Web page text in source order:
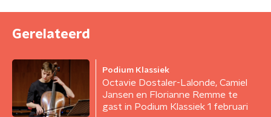
Gerelateerd
Podium Klassiek
Octavie Dostaler-Lalonde, Camiel
Jansen en Florianne Remme te
gast in Podium Klassiek 1 februari